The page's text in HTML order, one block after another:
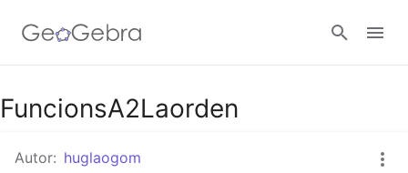
Google Classroom
GeoGebra Classroom
FuncionsA2Laorden
Autor: huglaogom